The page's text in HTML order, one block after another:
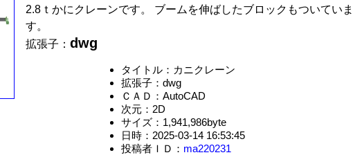
2.8ｔかにクレーンです。 ブームを伸ばしたブロックもついていま
す。
拡張子： dwg
タイトル：カニクレーン
拡張子：dwg
ＣＡＤ：AutoCAD
次元：2D
サイズ：1,941,986byte
日時：2025-03-14 16:53:45
投稿者ＩＤ： ma220231